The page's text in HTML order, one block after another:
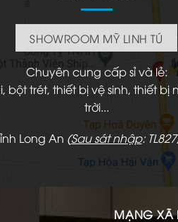
SHOWROOM MỸ LINH TÚ
Chuyên cung cấp sỉ và lẻ:
trét, thiết bị vệ sinh, thiết
trời...
Long An (Sau sát nhập:
MẠNG XÃ